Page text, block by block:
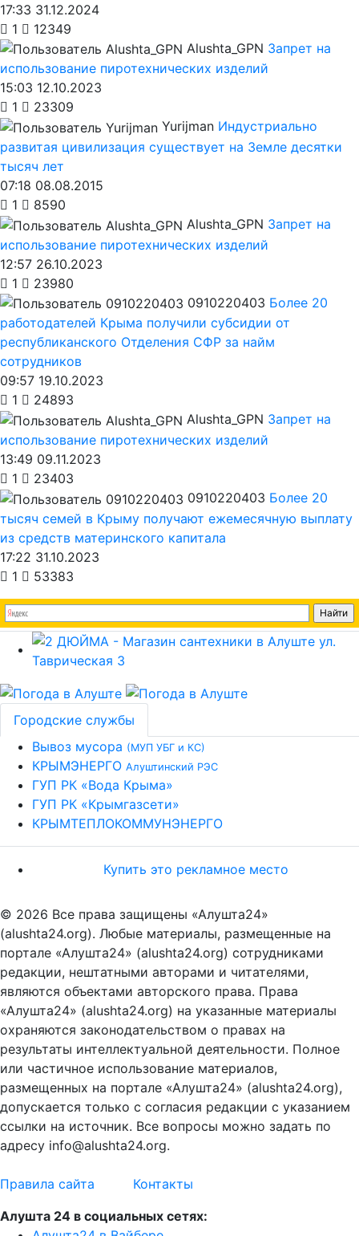
17:33 31.12.2024
1
12349
Alushta_GPN Запрет на
использование пиротехнических изделий
15:03 12.10.2023
1
23309
Yurijman Индустриально
развитая цивилизация существует на Земле десятки
тысяч лет
07:18 08.08.2015
1
8590
Alushta_GPN Запрет на
использование пиротехнических изделий
12:57 26.10.2023
1
23980
0910220403 Более 20
работодателей Крыма получили субсидии от
республиканского Отделения СФР за найм
сотрудников
09:57 19.10.2023
1
24893
Alushta_GPN Запрет на
использование пиротехнических изделий
13:49 09.11.2023
1
23403
0910220403 Более 20
тысяч семей в Крыму получают ежемесячную выплату
из средств материнского капитала
17:22 31.10.2023
1
53383
Городские службы
Вывоз мусора (МУП УБГ и КС)
КРЫМЭНЕРГО Алуштинский РЭС
ГУП РК «Вода Крыма»
ГУП РК «Крымгазсети»
КРЫМТЕПЛОКОММУНЭНЕРГО
Купить это рекламное место
© 2026 Все права защищены «Алушта24»
(alushta24.org). Любые материалы, размещенные на
портале «Алушта24» (alushta24.org) сотрудниками
редакции, нештатными авторами и читателями,
являются объектами авторского права. Права
«Алушта24» (alushta24.org) на указанные материалы
охраняются законодательством о правах на
результаты интеллектуальной деятельности. Полное
или частичное использование материалов,
размещенных на портале «Алушта24» (alushta24.org),
допускается только с согласия редакции с указанием
ссылки на источник. Все вопросы можно задать по
адресу info@alushta24.org.
Правила сайта
Контакты
Алушта 24 в социальных сетях: